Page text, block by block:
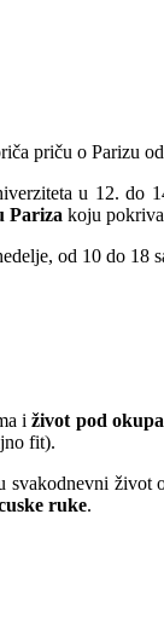
priču o Parizu
u 12. do
Pariza koju
od 10 do 18
iživot pod
fit).
život
ruke.